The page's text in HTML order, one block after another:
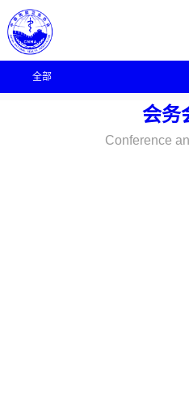
全部
您的位置：首页
会务
Conference